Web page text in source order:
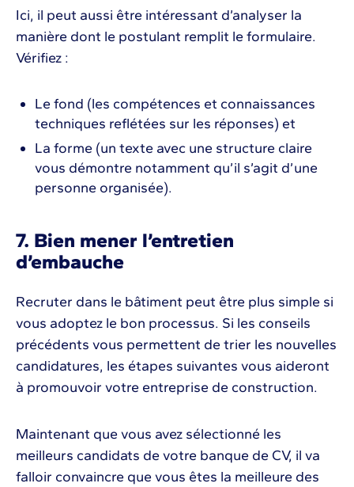
Ici, il peut aussi être intéressant d’analyser la
manière dont le postulant remplit le formulaire.
Vérifiez :
Le fond (les compétences et connaissances
techniques reflétées sur les réponses) et
La forme (un texte avec une structure claire
vous démontre notamment qu’il s’agit d’une
personne organisée).
7. Bien mener l’entretien
d’embauche
Recruter dans le bâtiment peut être plus simple si
vous adoptez le bon processus. Si les conseils
précédents vous permettent de trier les nouvelles
candidatures, les étapes suivantes vous aideront
à promouvoir votre entreprise de construction.
Maintenant que vous avez sélectionné les
meilleurs candidats de votre banque de CV, il va
falloir convaincre que vous êtes la meilleure des